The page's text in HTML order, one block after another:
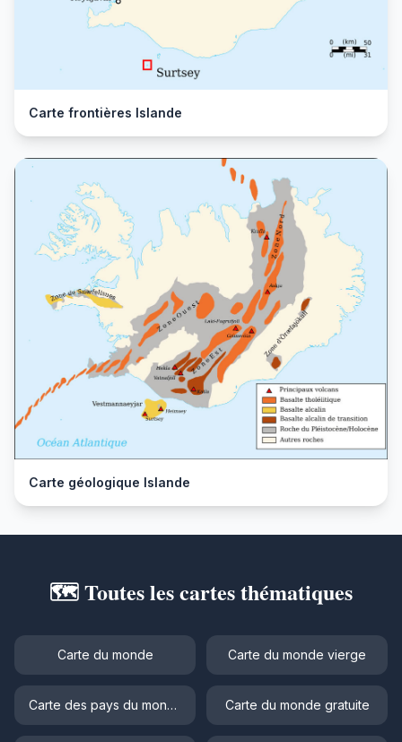
Carte frontières Islande
Carte géologique Islande
🗺️ Toutes les cartes thématiques
Carte du monde Carte du monde vierge
Carte des pays du monde Carte du monde gratuite